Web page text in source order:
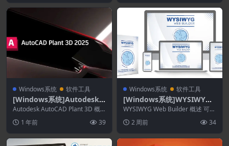
Windows系统 软件工具
[Windows系统]Autodesk
AutoCAD Plant 3D 2026.0.
1
Autodesk AutoCAD Plant 3D 概
1 年前 39
Windows系统 软件工具
[Windows系统]WYSIWYG
Web Builder 21.1.2
WYSIWYG Web Builder 概述 可视
得）。...
2 周前 34